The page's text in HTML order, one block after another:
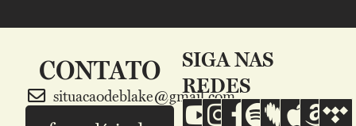
CONTATO
situacaodeblake@gmail.com
SIGA NAS
REDES